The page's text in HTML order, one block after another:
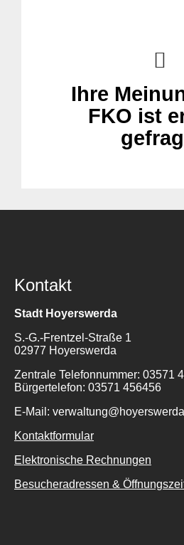
Ihre
FKO ist
Kontakt
Stadt Hoyerswerda
S.-G.-Frentzel-Straße 1
02977 Hoyerswerda
Zentrale Telefonnummer: 03571
Bürgertelefon: 03571 456456
E-Mail:
Kontaktformular
Elektronische Rechnungen
Besucheradressen &